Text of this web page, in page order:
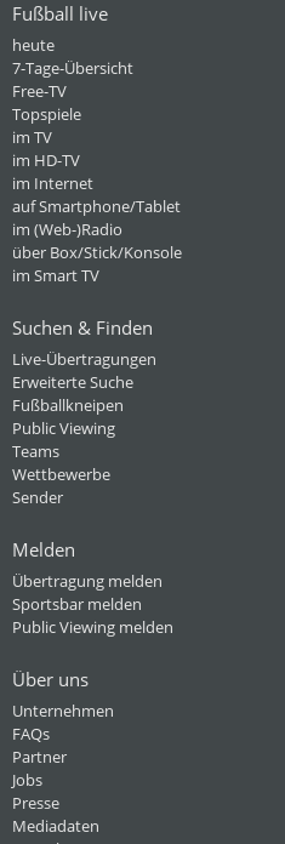
Fußball live
heute
7-Tage-Übersicht
Free-TV
Topspiele
im TV
im HD-TV
im Internet
auf Smartphone/Tablet
im (Web-)Radio
über Box/Stick/Konsole
im Smart TV
Suchen & Finden
Live-Übertragungen
Erweiterte Suche
Fußballkneipen
Public Viewing
Teams
Wettbewerbe
Sender
Melden
Übertragung melden
Sportsbar melden
Public Viewing melden
Über uns
Unternehmen
FAQs
Partner
Jobs
Presse
Mediadaten